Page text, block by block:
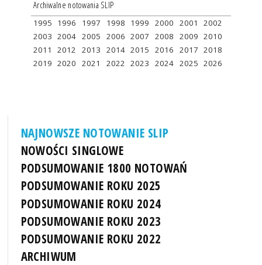
Archiwalne notowania SLIP
1995 1996 1997 1998 1999 2000 2001
2002
2003 2004 2005 2006 2007 2008 2009 2010
2011
2012 2013 2014 2015 2016 2017 2018
2019 2020 2021 2022 2023 2024 2025 2026
NAJNOWSZE NOTOWANIE SLIP
NOWOŚCI SINGLOWE
PODSUMOWANIE 1800 NOTOWAŃ
PODSUMOWANIE ROKU 2025
PODSUMOWANIE ROKU 2024
PODSUMOWANIE ROKU 2023
PODSUMOWANIE ROKU 2022
ARCHIWUM